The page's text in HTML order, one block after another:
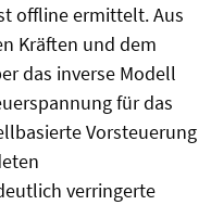
offline ermittelt. Aus
Kräften und dem
das inverse Modell
für das
Vorsteuerung
verringerte